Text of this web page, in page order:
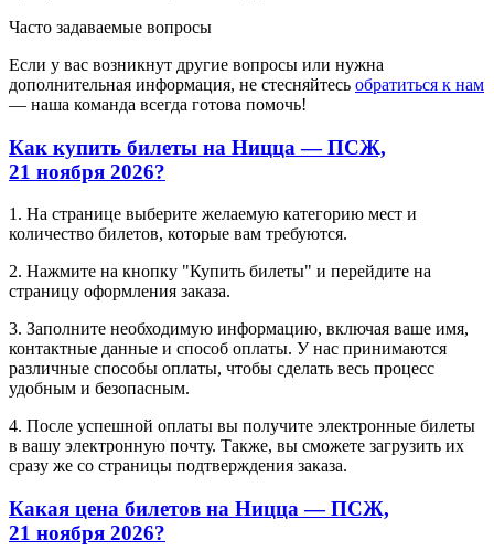
Часто задаваемые вопросы
Если у вас возникнут другие вопросы или нужна
дополнительная информация, не стесняйтесь обратиться к нам
— наша команда всегда готова помочь!
Как купить билеты на Ницца — ПСЖ,
21 ноября 2026?
1. На странице выберите желаемую категорию мест и
количество билетов, которые вам требуются.
2. Нажмите на кнопку "Купить билеты" и перейдите на
страницу оформления заказа.
3. Заполните необходимую информацию, включая ваше имя,
контактные данные и способ оплаты. У нас принимаются
различные способы оплаты, чтобы сделать весь процесс
удобным и безопасным.
4. После успешной оплаты вы получите электронные билеты
в вашу электронную почту. Также, вы сможете загрузить их
сразу же со страницы подтверждения заказа.
Какая цена билетов на Ницца — ПСЖ,
21 ноября 2026?